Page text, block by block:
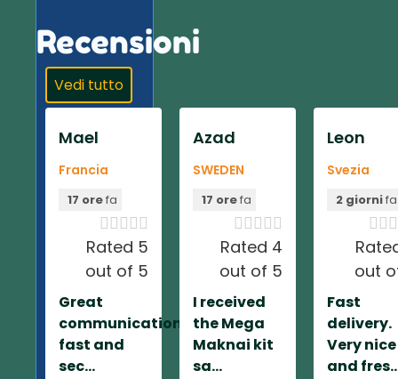
Recensioni
Vedi tutto
Mael
Francia
17 orefa

Rated 5
out of 5
Great
communication,
fast and
sec...
Azad
SWEDEN
17 orefa

Rated 4
out of 5
I received
the Mega
Maknai kit
sa...
Leon
Svezia
2 giornifa

out
Fast
delivery.
Very nice
and